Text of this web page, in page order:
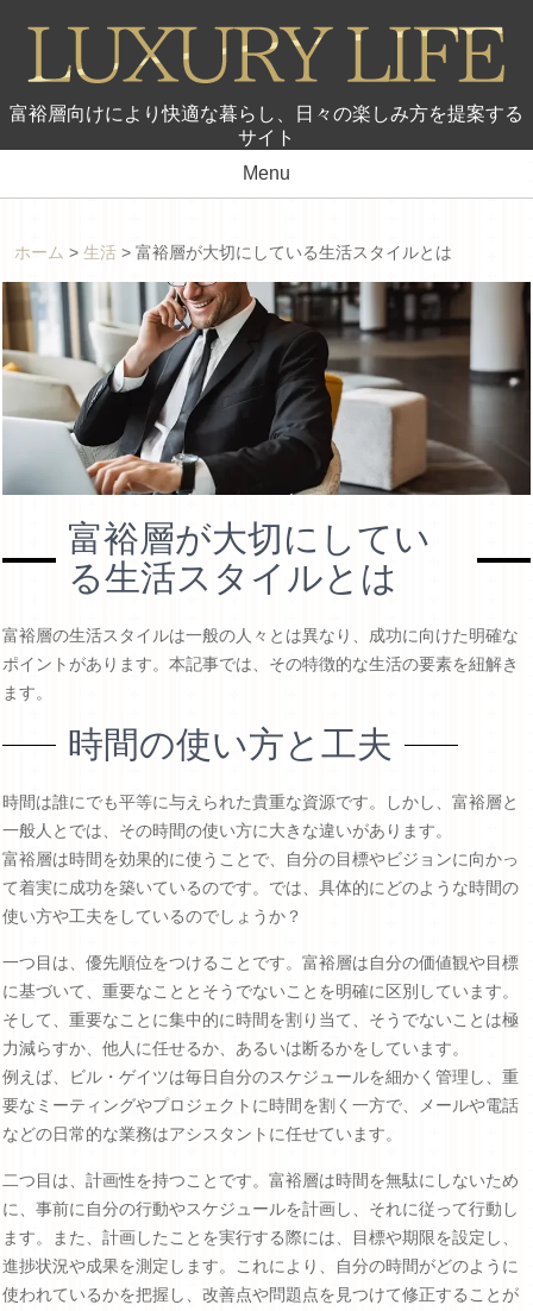
富裕層向けにより快適な暮らし、日々の楽しみ方を提案する
サイト
Menu
ホーム >生活 >富裕層が大切にしている生活スタイルとは
富裕層が大切にしてい
る生活スタイルとは
富裕層の生活スタイルは一般の人々とは異なり、成功に向けた明確な
ポイントがあります。本記事では、その特徴的な生活の要素を紐解き
ます。
時間の使い方と工夫
時間は誰にでも平等に与えられた貴重な資源です。しかし、富裕層と
一般人とでは、その時間の使い方に大きな違いがあります。
富裕層は時間を効果的に使うことで、自分の目標やビジョンに向かっ
て着実に成功を築いているのです。では、具体的にどのような時間の
使い方や工夫をしているのでしょうか？
一つ目は、優先順位をつけることです。富裕層は自分の価値観や目標
に基づいて、重要なこととそうでないことを明確に区別しています。
そして、重要なことに集中的に時間を割り当て、そうでないことは極
力減らすか、他人に任せるか、あるいは断るかをしています。
例えば、ビル・ゲイツは毎日自分のスケジュールを細かく管理し、重
要なミーティングやプロジェクトに時間を割く一方で、メールや電話
などの日常的な業務はアシスタントに任せています。
二つ目は、計画性を持つことです。富裕層は時間を無駄にしないため
に、事前に自分の行動やスケジュールを計画し、それに従って行動し
ます。また、計画したことを実行する際には、目標や期限を設定し、
進捗状況や成果を測定します。これにより、自分の時間がどのように
使われているかを把握し、改善点や問題点を見つけて修正することが